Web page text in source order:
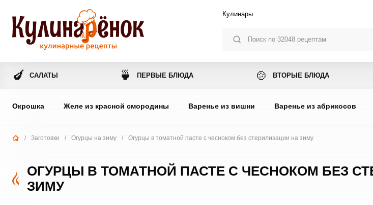
Кулинары
🍆 САЛАТЫ 🍵 ПЕРВЫЕ БЛЮДА 🍲 ВТОРЫЕ БЛЮДА
Окрошка Желе из красной смородины Варенье из вишни Варенье из абрикосов
/ Заготовки / Огурцы на зиму / Огурцы в томатной пасте с чесноком без стерилизации на зиму
ОГУРЦЫ В ТОМАТНОЙ ПАСТЕ С ЧЕСНОКОМ БЕЗ
ЗИМУ